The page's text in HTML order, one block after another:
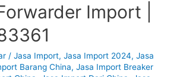
Import |
/ Jasa Import, Jasa Import 2024, Jasa
Barang China, Jasa Import Breaker